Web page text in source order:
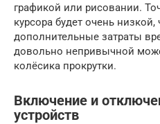
графикой или рисовании.
курсора будет очень низкой,
дополнительные затраты
довольно непривычной
колёсика прокрутки.
Включение и
устройств